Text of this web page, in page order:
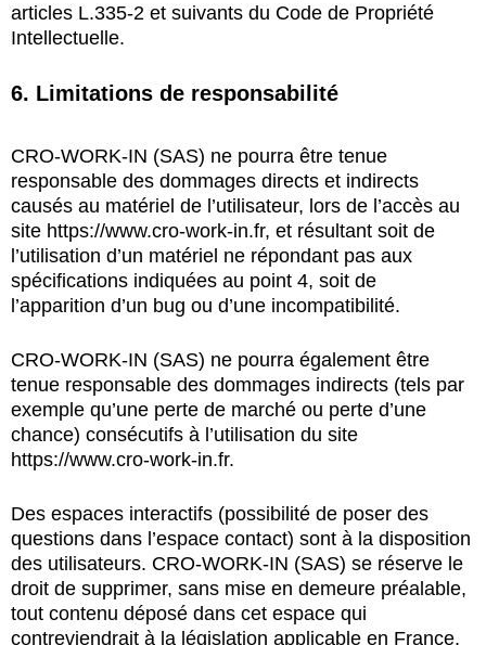
articles L.335-2 et suivants du Code de Propriété
Intellectuelle.
6. Limitations de responsabilité
CRO-WORK-IN (SAS) ne pourra être tenue
responsable des dommages directs et indirects
causés au matériel de l’utilisateur, lors de l’accès au
site https://www.cro-work-in.fr, et résultant soit de
l’utilisation d’un matériel ne répondant pas aux
spécifications indiquées au point 4, soit de
l’apparition d’un bug ou d’une incompatibilité.
CRO-WORK-IN (SAS) ne pourra également être
tenue responsable des dommages indirects (tels par
exemple qu’une perte de marché ou perte d’une
chance) consécutifs à l’utilisation du site
https://www.cro-work-in.fr.
Des espaces interactifs (possibilité de poser des
questions dans l’espace contact) sont à la disposition
des utilisateurs. CRO-WORK-IN (SAS) se réserve le
droit de supprimer, sans mise en demeure préalable,
tout contenu déposé dans cet espace qui
contreviendrait à la législation applicable en France,